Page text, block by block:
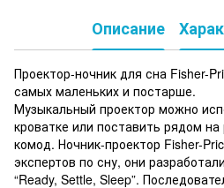
Описание
Проектор-ночник для сна Fisher-
самых маленьких и постарше.
Музыкальный проектор можно
кроватке или поставить рядом
комод. Ночник-проектор Fisher-
экспертов по сну, они
“Ready, Settle, Sleep”.